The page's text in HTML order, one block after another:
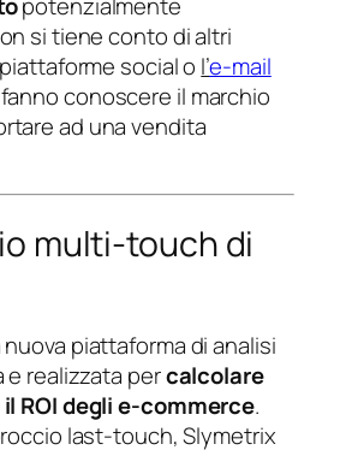
si tiene conto di altri
social o l’e-mail
conoscere il marchio
ad una vendita
multi-touch di
piattaforma di analisi
realizzata percalcolare
ROI degli e-commerce.
last-touch, Slymetrix